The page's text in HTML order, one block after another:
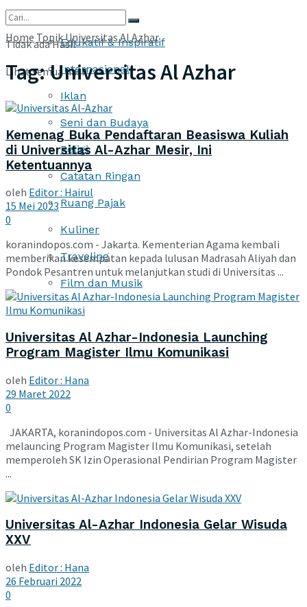
Edukatif & Inspiratif
Internasional
Iklan
Seni dan Budaya
Religi
Catatan Ringan
Ruang Pajak
Kuliner
Traveling
Film dan Musik
Tidak ada Hasil
Lihat semua hasil
Home TopikUniversitas Al Azhar
Tag:Universitas Al Azhar
Kemenag Buka Pendaftaran Beasiswa Kuliah
di Universitas Al-Azhar Mesir, Ini
Ketentuannya
oleh Editor : Hairul
15 Mei 2023
0
koranindopos.com - Jakarta. Kementerian Agama kembali
memberikan kesempatan kepada lulusan Madrasah Aliyah dan
Pondok Pesantren untuk melanjutkan studi di Universitas ...
Universitas Al Azhar-Indonesia Launching
Program Magister Ilmu Komunikasi
oleh Editor : Hana
29 Maret 2022
0
JAKARTA, koranindopos.com - Universitas Al Azhar-Indonesia
melauncing Program Magister Ilmu Komunikasi, setelah
memperoleh SK Izin Operasional Pendirian Program Magister
...
Universitas Al-Azhar Indonesia Gelar Wisuda
XXV
oleh Editor : Hana
26 Februari 2022
0